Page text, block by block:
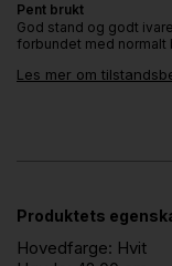
Pent brukt
God stand og godt
forbundet med normalt
Les mer om
Produktets
Hovedfarge: Hvit